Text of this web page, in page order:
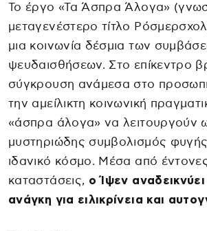
Το έργο «Τα Άσπρα Άλογα»
μεταγενέστερο τίτλο
μια κοινωνία δέσμια των
ψευδαισθήσεων. Στο επίκεντρο
σύγκρουση ανάμεσα στο
την αμείλικτη κοινωνική
«άσπρα άλογα» να λειτουργούν
μυστηριώδης συμβολισμός
ιδανικό κόσμο. Μέσα από
καταστάσεις, ο Ίψεν αναδεικνύει
ανάγκη για ειλικρίνεια και